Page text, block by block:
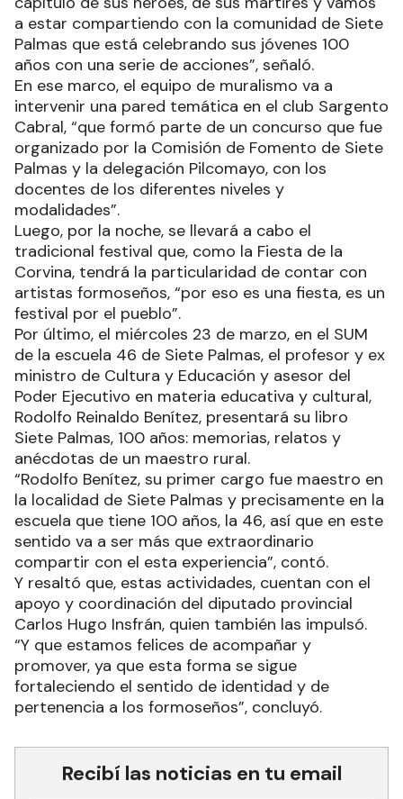
a estar compartiendo con la comunidad de Siete
Palmas que está celebrando sus jóvenes 100
años con una serie de acciones”, señaló.
En ese marco, el equipo de muralismo va a
intervenir una pared temática en el club Sargento
Cabral, “que formó parte de un concurso que fue
organizado por la Comisión de Fomento de Siete
Palmas y la delegación Pilcomayo, con los
docentes de los diferentes niveles y
modalidades”.
Luego, por la noche, se llevará a cabo el
tradicional festival que, como la Fiesta de la
Corvina, tendrá la particularidad de contar con
artistas formoseños, “por eso es una fiesta, es un
festival por el pueblo”.
Por último, el miércoles 23 de marzo, en el SUM
de la escuela 46 de Siete Palmas, el profesor y ex
ministro de Cultura y Educación y asesor del
Poder Ejecutivo en materia educativa y cultural,
Rodolfo Reinaldo Benítez, presentará su libro
Siete Palmas, 100 años: memorias, relatos y
anécdotas de un maestro rural.
“Rodolfo Benítez, su primer cargo fue maestro en
la localidad de Siete Palmas y precisamente en la
escuela que tiene 100 años, la 46, así que en este
sentido va a ser más que extraordinario
compartir con el esta experiencia”, contó.
Y resaltó que, estas actividades, cuentan con el
apoyo y coordinación del diputado provincial
Carlos Hugo Insfrán, quien también las impulsó.
“Y que estamos felices de acompañar y
promover, ya que esta forma se sigue
fortaleciendo el sentido de identidad y de
pertenencia a los formoseños”, concluyó.
Recibí las noticias en tu email